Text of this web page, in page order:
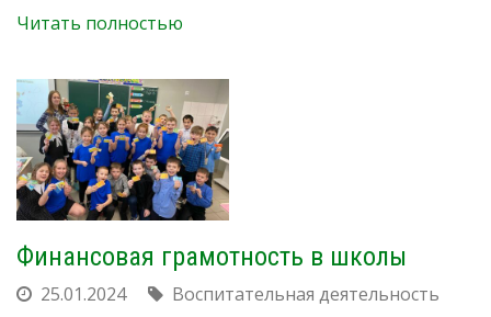
Читать полностью
Финансовая грамотность в школы
25.01.2024
Воспитательная деятельность